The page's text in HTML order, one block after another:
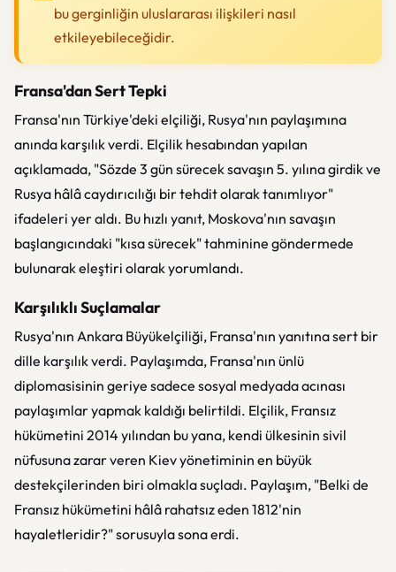
bu gerginliğin uluslararası ilişkileri nasıl
etkileyebileceğidir.
Fransa'dan Sert Tepki
Fransa'nın Türkiye'deki elçiliği, Rusya'nın paylaşımına
anında karşılık verdi. Elçilik hesabından yapılan
açıklamada, "Sözde 3 gün sürecek savaşın 5. yılına girdik ve
Rusya hâlâ caydırıcılığı bir tehdit olarak tanımlıyor"
ifadeleri yer aldı. Bu hızlı yanıt, Moskova'nın savaşın
başlangıcındaki "kısa sürecek" tahminine göndermede
bulunarak eleştiri olarak yorumlandı.
Karşılıklı Suçlamalar
Rusya'nın Ankara Büyükelçiliği, Fransa'nın yanıtına sert bir
dille karşılık verdi. Paylaşımda, Fransa'nın ünlü
diplomasisinin geriye sadece sosyal medyada acınası
paylaşımlar yapmak kaldığı belirtildi. Elçilik, Fransız
hükümetini 2014 yılından bu yana, kendi ülkesinin sivil
nüfusuna zarar veren Kiev yönetiminin en büyük
destekçilerinden biri olmakla suçladı. Paylaşım, "Belki de
Fransız hükümetini hâlâ rahatsız eden 1812'nin
hayaletleridir?" sorusuyla sona erdi.